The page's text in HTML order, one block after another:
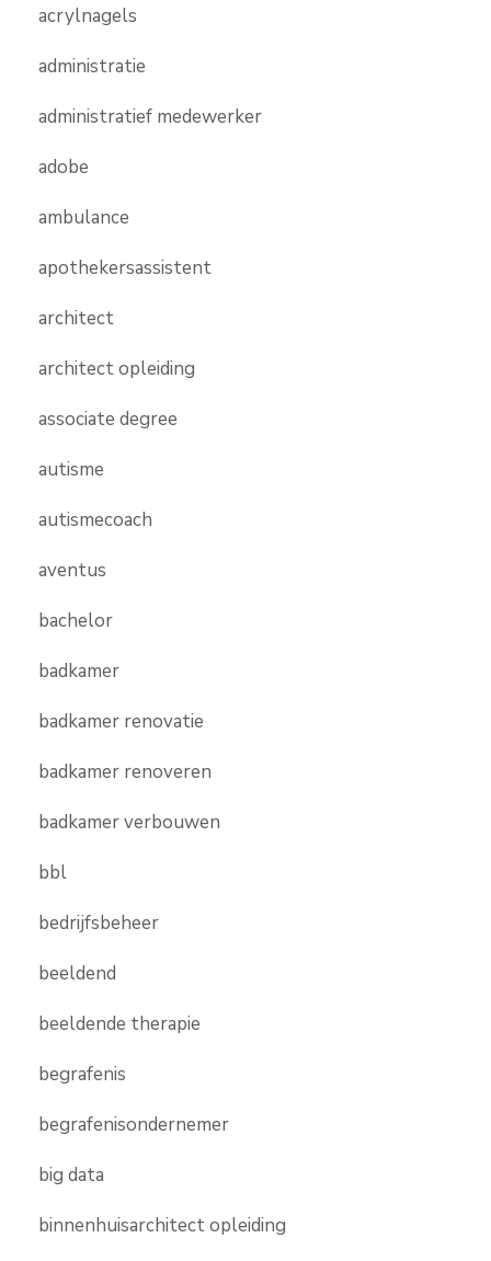
acrylnagels
administratie
administratief medewerker
adobe
ambulance
apothekersassistent
architect
architect opleiding
associate degree
autisme
autismecoach
aventus
bachelor
badkamer
badkamer renovatie
badkamer renoveren
badkamer verbouwen
bbl
bedrijfsbeheer
beeldend
beeldende therapie
begrafenis
begrafenisondernemer
big data
binnenhuisarchitect opleiding